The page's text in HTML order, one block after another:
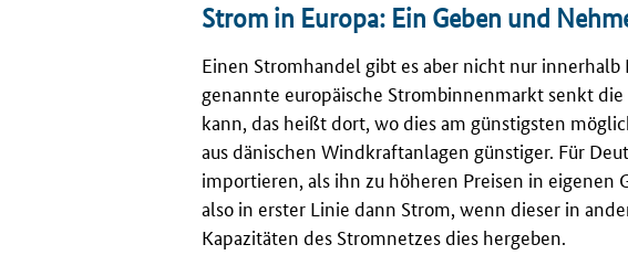
Strom in Europa: Ein Geben und
Einen Stromhandel gibt es aber nicht nur
genannte europäische Strombinnenmarkt senkt
kann, das heißt dort, wo dies am günstigsten
aus dänischen Windkraftanlagen günstiger. Für
importieren, als ihn zu höheren Preisen in
also in erster Linie dann Strom, wenn dieser in
Kapazitäten des Stromnetzes dies hergeben.